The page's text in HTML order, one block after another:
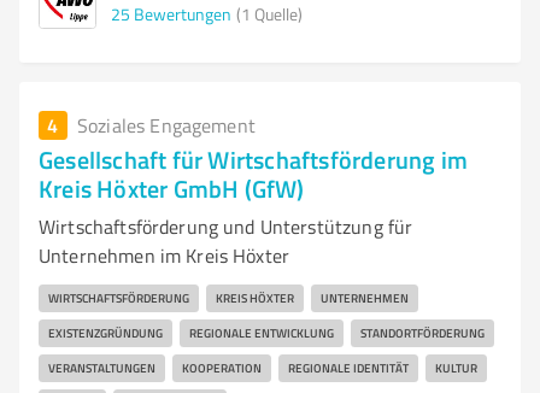
25 Bewertungen (1 Quelle)
4 Soziales Engagement
Gesellschaft für Wirtschaftsförderung im
Kreis Höxter GmbH (GfW)
Wirtschaftsförderung und Unterstützung für
Unternehmen im Kreis Höxter
WIRTSCHAFTSFÖRDERUNG KREIS HÖXTER UNTERNEHMEN
EXISTENZGRÜNDUNG REGIONALE ENTWICKLUNG STANDORTFÖRDERUNG
VERANSTALTUNGEN KOOPERATION REGIONALE IDENTITÄT KULTUR